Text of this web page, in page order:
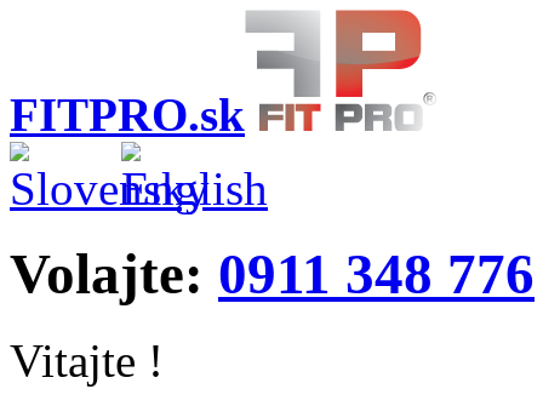
FITPRO.sk
Volajte: 0911 348 776
Vitajte !